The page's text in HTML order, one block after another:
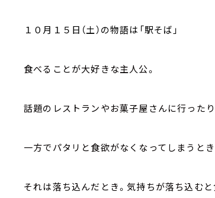
１０月１５日（土）の物語は「駅そば」
食べることが大好きな主人公。
話題のレストランやお菓子屋さんに行った
一方でパタリと食欲がなくなってしまうとき
それは落ち込んだとき。気持ちが落ち込む